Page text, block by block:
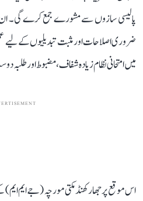
پالیسی سازوں سے مشورے جمع کرے گی۔ ان
ضروری اصلاحات اور مثبت تبدیلیوں کے لیے
میں امتحانی نظام زیادہ شفاف، مضبوط اور طلبہ
اس موقع پر جھارکھنڈ مکتی مورچہ (جے ایم